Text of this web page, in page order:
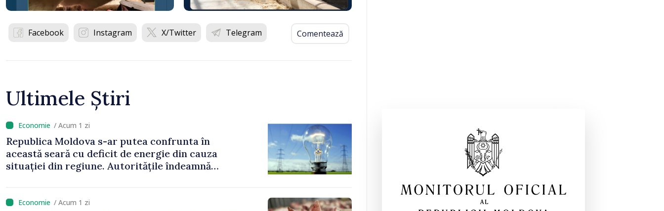
Facebook Instagram X/Twitter Telegram Comentează
Ultimele Știri
/ Acum 1 zi
Republica Moldova s-ar putea confrunta în
această seară cu deficit de energie din cauza
situației din regiune. Autoritățile îndeamnă
/ Acum 1 zi